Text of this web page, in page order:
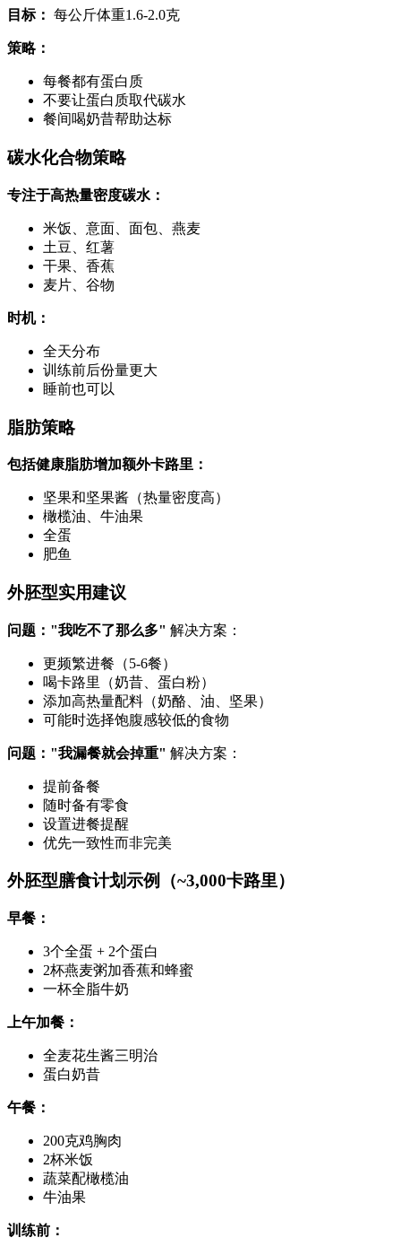
目标： 每公斤体重1.6-2.0克
策略：
每餐都有蛋白质
不要让蛋白质取代碳水
餐间喝奶昔帮助达标
碳水化合物策略
专注于高热量密度碳水：
米饭、意面、面包、燕麦
土豆、红薯
干果、香蕉
麦片、谷物
时机：
全天分布
训练前后份量更大
睡前也可以
脂肪策略
包括健康脂肪增加额外卡路里：
坚果和坚果酱（热量密度高）
橄榄油、牛油果
全蛋
肥鱼
外胚型实用建议
问题："我吃不了那么多" 解决方案：
更频繁进餐（5-6餐）
喝卡路里（奶昔、蛋白粉）
添加高热量配料（奶酪、油、坚果）
可能时选择饱腹感较低的食物
问题："我漏餐就会掉重" 解决方案：
提前备餐
随时备有零食
设置进餐提醒
优先一致性而非完美
外胚型膳食计划示例（~3,000卡路里）
早餐：
3个全蛋 + 2个蛋白
2杯燕麦粥加香蕉和蜂蜜
一杯全脂牛奶
上午加餐：
全麦花生酱三明治
蛋白奶昔
午餐：
200克鸡胸肉
2杯米饭
蔬菜配橄榄油
牛油果
训练前：